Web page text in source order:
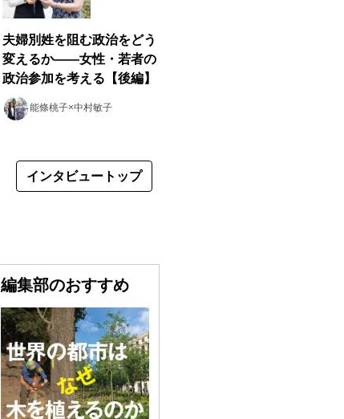
夫婦別姓を阻む政治をどう
変えるか――女性・若者の
政治参加を考える【後編】
能條桃子×中村敏子
インタビュートップ
編集部のおすすめ